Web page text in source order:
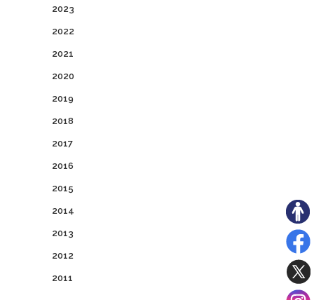
2023
2022
2021
2020
2019
2018
2017
2016
2015
2014
2013
2012
2011